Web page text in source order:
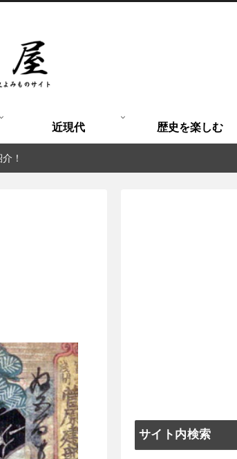
近現代 歴史を楽しむ
！
サイト内検索